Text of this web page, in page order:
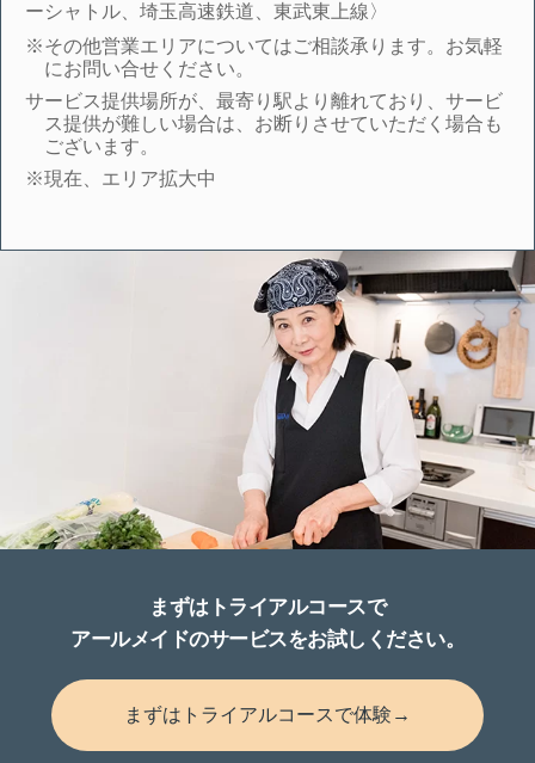
ーシャトル、埼玉高速鉄道、東武東上線〉
※その他営業エリアについてはご相談承ります。お気軽
にお問い合せください。
サービス提供場所が、最寄り駅より離れており、サービ
ス提供が難しい場合は、お断りさせていただく場合も
ございます。
※現在、エリア拡大中
まずはトライアルコースで
アールメイドのサービスをお試しください。
まずはトライアルコースで体験→